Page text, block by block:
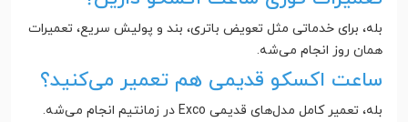
بله، برای خدماتی مثل تعویض باتری، بند و پولیش سریع، تعمیرات
همان روز انجام می‌شه.
ساعت اکسکو قدیمی هم تعمیر می‌کنید؟
بله، تعمیر کامل مدل‌های قدیمی Exco در زمانتیم انجام می‌شه.